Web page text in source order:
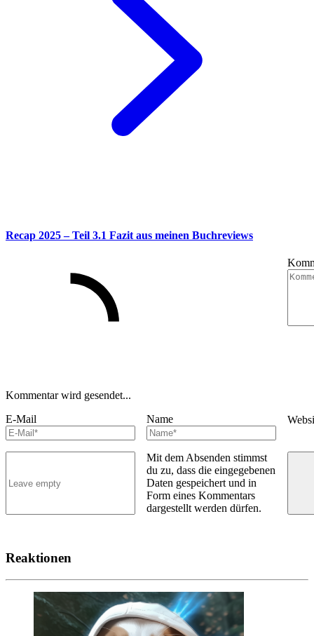
Recap 2025 – Teil 3.1 Fazit aus meinen Buchreviews
Kommentar wird gesendet...
E-Mail Name
Mit dem Absenden stimmst
du zu, dass die eingegebenen
Daten gespeichert und in
Form eines Kommentars
dargestellt werden dürfen.
Reaktionen